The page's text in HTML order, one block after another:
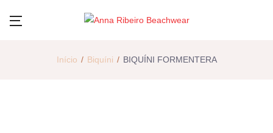
Início Biquíni BIQUÍNI FORMENTERA